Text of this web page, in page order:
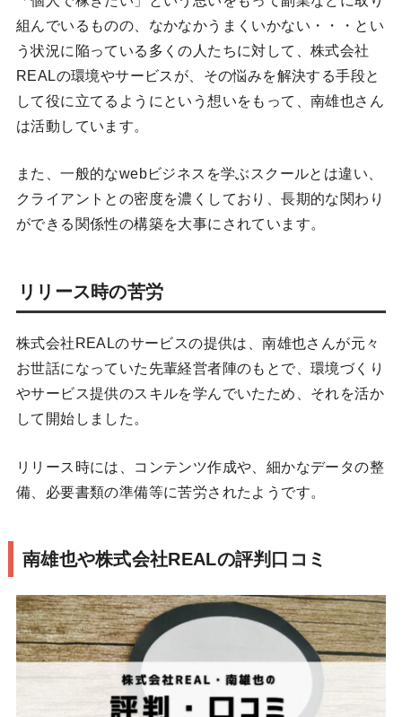
組んでいるものの、なかなかうまくいかない・・・とい
う状況に陥っている多くの人たちに対して、株式会社
REALの環境やサービスが、その悩みを解決する手段と
して役に立てるようにという想いをもって、南雄也さん
は活動しています。
また、一般的なwebビジネスを学ぶスクールとは違い、
クライアントとの密度を濃くしており、長期的な関わり
ができる関係性の構築を大事にされています。
リリース時の苦労
株式会社REALのサービスの提供は、南雄也さんが元々
お世話になっていた先輩経営者陣のもとで、環境づくり
やサービス提供のスキルを学んでいたため、それを活か
して開始しました。
リリース時には、コンテンツ作成や、細かなデータの整
備、必要書類の準備等に苦労されたようです。
南雄也や株式会社REALの評判口コミ